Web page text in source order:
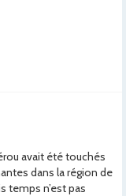
avait été touchés
dans la région de
temps n’est pas